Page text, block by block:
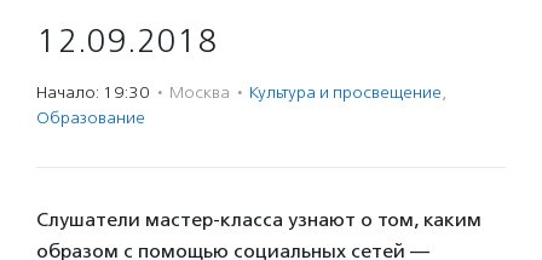
12.09.2018
Начало: 19:30 · Москва · Культура и просвещение,
Образование
Слушатели мастер-класса узнают о том, каким
образом с помощью социальных сетей —